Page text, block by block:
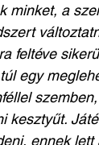
minket, a
feltéve
egy
kesztyűt.
ennek